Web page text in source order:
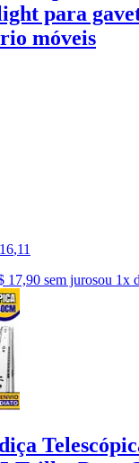
para
móveis
16,11
17,90 sem jurosou 1x